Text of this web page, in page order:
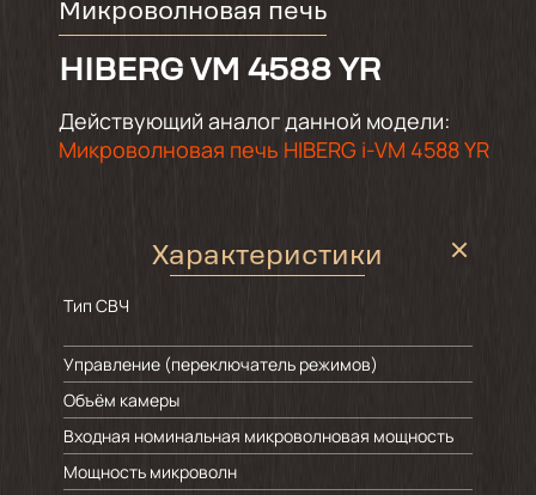
Микроволновая печь
HIBERG VМ 4588 YR
Действующий аналог данной модели:
Микроволновая печь HIBERG i-VM 4588 YR
Характеристики
Тип СВЧ
Управление (переключатель режимов)
Объём камеры
Входная номинальная микроволновая мощность
Мощность микроволн